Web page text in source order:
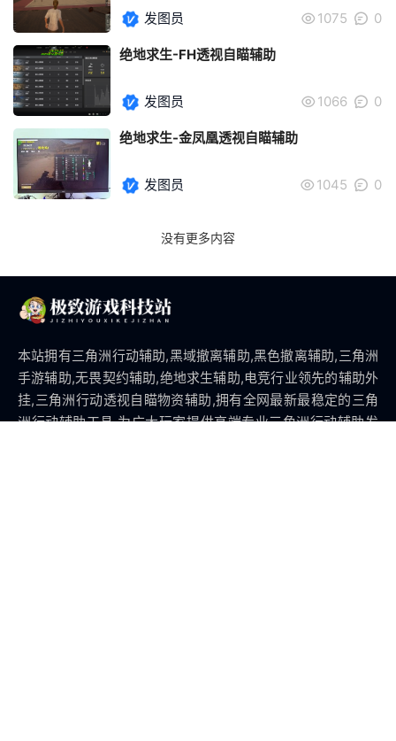
发图员
1075 0
绝地求生-FH透视自瞄辅助
发图员 1066 0
绝地求生-金凤凰透视自瞄辅助
发图员 1045 0
没有更多内容
本站拥有三角洲行动辅助,黑域撤离辅助,黑色撤离辅助,三角洲
手游辅助,无畏契约辅助,绝地求生辅助,电竞行业领先的辅助外
挂,三角洲行动透视自瞄物资辅助,拥有全网最新最稳定的三角
洲行动辅助工具,为广大玩家提供高端专业三角洲行动辅助发